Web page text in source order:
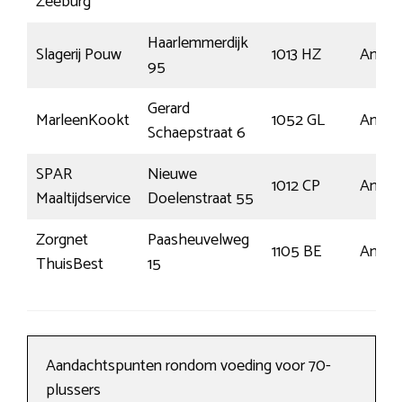
Slagerij Pouw
Haarlemmerdijk
95
1013 HZ
MarleenKookt
Gerard
Schaepstraat 6
1052 GL
SPAR
Maaltijdservice
Nieuwe
Doelenstraat 55
1012 CP
Zorgnet
ThuisBest
Paasheuvelweg
15
1105 BE
Aandachtspunten rondom voeding voor 70-
plussers